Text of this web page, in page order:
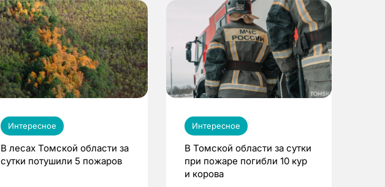
Интересное
В лесах Томской области за
сутки потушили 5 пожаров
Интересное
В Томской области за сутки
при пожаре погибли 10 кур
и корова